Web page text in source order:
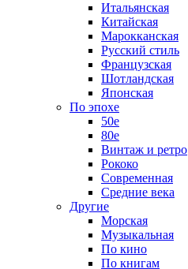
Итальянская
Китайская
Марокканская
Русский стиль
Французская
Шотландская
Японская
По эпохе
50е
80е
Винтаж и ретро
Рококо
Современная
Средние века
Другие
Морская
Музыкальная
По кино
По книгам